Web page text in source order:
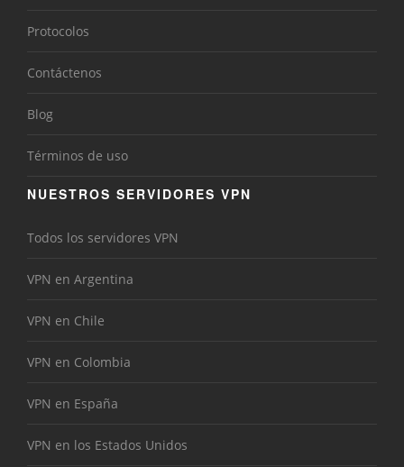
Protocolos
Contáctenos
Blog
Términos de uso
NUESTROS SERVIDORES VPN
Todos los servidores VPN
VPN en Argentina
VPN en Chile
VPN en Colombia
VPN en España
VPN en los Estados Unidos